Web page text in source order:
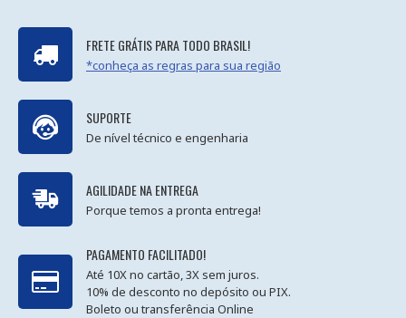
FRETE GRÁTIS PARA TODO BRASIL!
*conheça as regras para sua região
SUPORTE
De nível técnico e engenharia
AGILIDADE NA ENTREGA
Porque temos a pronta entrega!
PAGAMENTO FACILITADO!
Até 10X no cartão, 3X sem juros.
10% de desconto no depósito ou PIX.
Boleto ou transferência Online